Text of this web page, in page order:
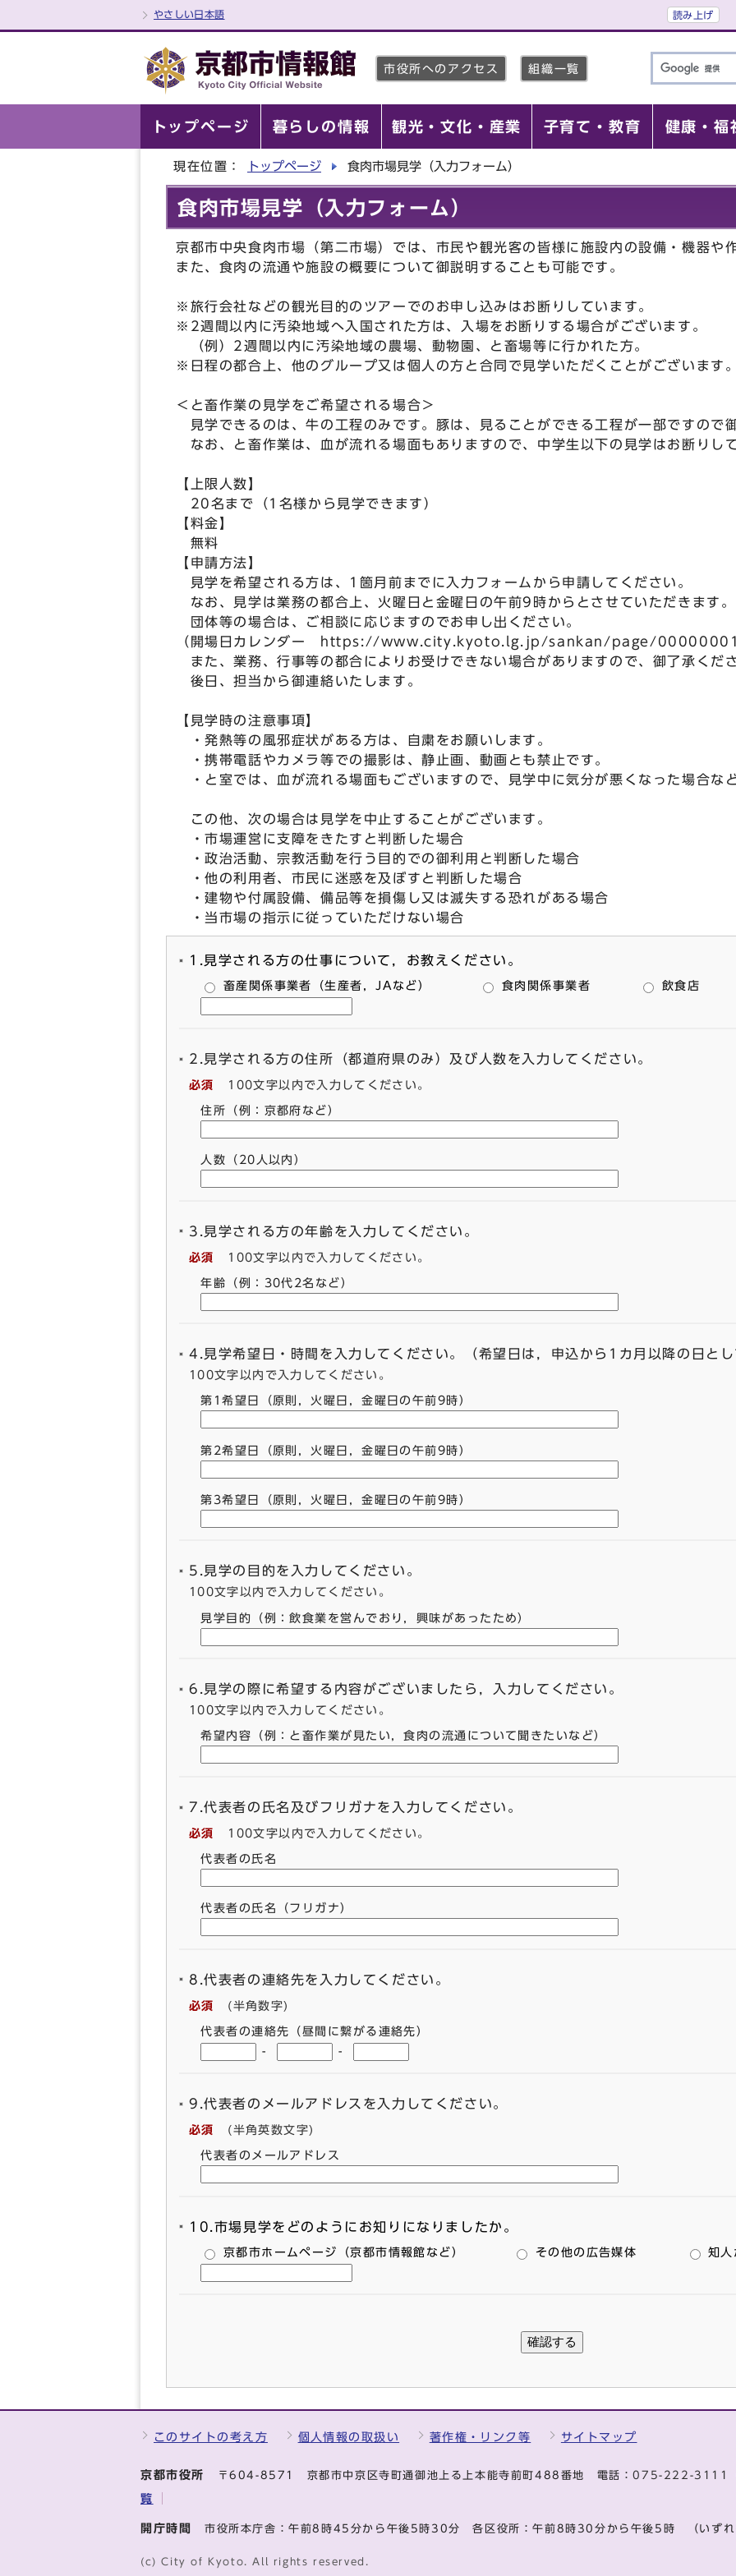
やさしい日本語 読み上げ
市役所へのアクセス 組織一覧
トップページ 暮らしの情報 観光・文化・産業 子育て・教育 健康・福
現在位置： トップページ 食肉市場見学（入力フォーム）
食肉市場見学（入力フォーム）
京都市中央食肉市場（第二市場）では、市民や観光客の皆様に施設内の設備・機器や
また、食肉の流通や施設の概要について御説明することも可能です。
※旅行会社などの観光目的のツアーでのお申し込みはお断りしています。
※2週間以内に汚染地域へ入国された方は、入場をお断りする場合がございます。
（例）2週間以内に汚染地域の農場、動物園、と畜場等に行かれた方。
※日程の都合上、他のグループ又は個人の方と合同で見学いただくことがございます。
＜と畜作業の見学をご希望される場合＞
見学できるのは、牛の工程のみです。豚は、見ることができる工程が一部ですので
なお、と畜作業は、血が流れる場面もありますので、中学生以下の見学はお断りし
【上限人数】
20名まで（1名様から見学できます）
【料金】
無料
【申請方法】
見学を希望される方は、1箇月前までに入力フォームから申請してください。
なお、見学は業務の都合上、火曜日と金曜日の午前9時からとさせていただきます。
団体等の場合は、ご相談に応じますのでお申し出ください。
（開場日カレンダー https://www.city.kyoto.lg.jp/sankan/page/
また、業務、行事等の都合によりお受けできない場合がありますので、御了承くだ
後日、担当から御連絡いたします。
【見学時の注意事項】
・発熱等の風邪症状がある方は、自粛をお願いします。
・携帯電話やカメラ等での撮影は、静止画、動画とも禁止です。
・と室では、血が流れる場面もございますので、見学中に気分が悪くなった場合な
この他、次の場合は見学を中止することがございます。
・市場運営に支障をきたすと判断した場合
・政治活動、宗教活動を行う目的での御利用と判断した場合
・他の利用者、市民に迷惑を及ぼすと判断した場合
・建物や付属設備、備品等を損傷し又は滅失する恐れがある場合
・当市場の指示に従っていただけない場合
1.見学される方の仕事について，お教えください。
畜産関係事業者（生産者，JAなど） 食肉関係事業者 飲食店
2.見学される方の住所（都道府県のみ）及び人数を入力してください。
必須 100文字以内で入力してください。
住所（例：京都府など）
人数（20人以内）
3.見学される方の年齢を入力してください。
必須 100文字以内で入力してください。
年齢（例：30代2名など）
4.見学希望日・時間を入力してください。（希望日は，申込から1カ月以降の日とし
100文字以内で入力してください。
第1希望日（原則，火曜日，金曜日の午前9時）
第2希望日（原則，火曜日，金曜日の午前9時）
第3希望日（原則，火曜日，金曜日の午前9時）
5.見学の目的を入力してください。
100文字以内で入力してください。
見学目的（例：飲食業を営んでおり，興味があったため）
6.見学の際に希望する内容がございましたら，入力してください。
100文字以内で入力してください。
希望内容（例：と畜作業が見たい，食肉の流通について聞きたいなど）
7.代表者の氏名及びフリガナを入力してください。
必須 100文字以内で入力してください。
代表者の氏名
代表者の氏名（フリガナ）
8.代表者の連絡先を入力してください。
必須 (半角数字)
代表者の連絡先（昼間に繋がる連絡先）
-
-
9.代表者のメールアドレスを入力してください。
必須 (半角英数文字)
代表者のメールアドレス
10.市場見学をどのようにお知りになりましたか。
京都市ホームページ（京都市情報館など） その他の広告媒体 知人
このサイトの考え方 個人情報の取扱い 著作権・リンク等 サイトマップ
京都市役所 〒604-8571 京都市中京区寺町通御池上る上本能寺前町488番地 電話：075-222-3111（
覧
開庁時間 市役所本庁舎：午前8時45分から午後5時30分各区役所：午前8時30分から午後5時 （いず
(c) City of Kyoto. All rights reserved.